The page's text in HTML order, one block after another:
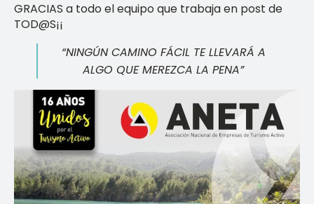
GRACIAS a todo el equipo que trabaja en post de
TOD@S¡¡
“NINGÚN CAMINO FÁCIL TE LLEVARÁ A
ALGO QUE MEREZCA LA PENA”